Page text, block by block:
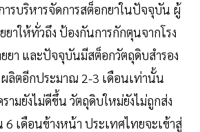
รบริหารจัดการสต็อกยาในปัจจุบัน ผู้
ยาให้ทั่วถึง ป้องกันการกักตุนจากโรง
ยา และปัจจุบันมีสต็อกวัตถุดิบสำรอง
ลิตอีกประมาณ 2-3 เดือนเท่านั้น
ามยังไม่ดีขึ้น วัตถุดิบใหม่ยังไม่ถูกส่ง
6 เดือนข้างหน้า ประเทศไทยจะเข้าสู่